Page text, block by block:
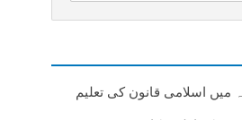
میں اسلامی قانون کی تعلیم